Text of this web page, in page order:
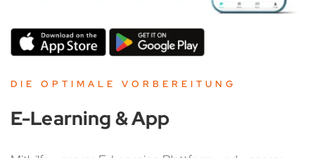
DIE OPTIMALE VORBEREITUNG
E-Learning & App